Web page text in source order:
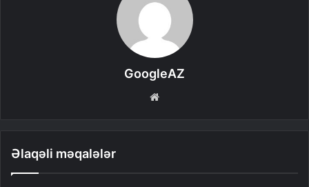
GoogleAZ
Əlaqəli məqalələr